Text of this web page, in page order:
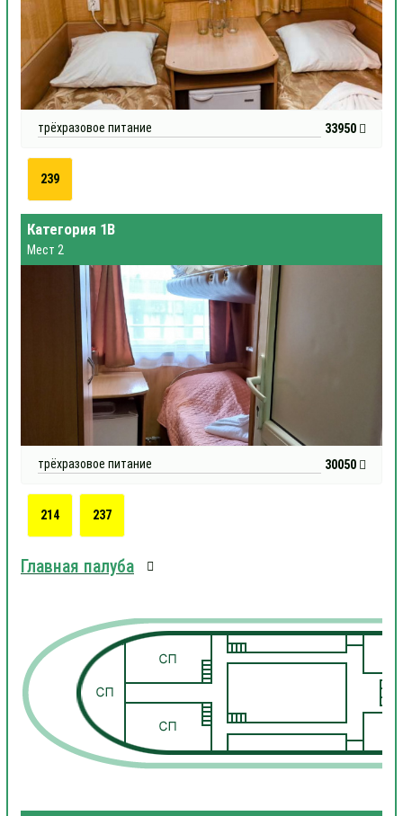
трёхразовое питание 33950
239
Категория 1В
Мест 2
трёхразовое питание 30050
214 237
Главная палуба